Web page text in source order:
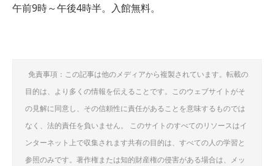
午前9時～午後4時半。入館無料。
免責事項：この記事は他のメディアから複製されています。転載の
目的は、より多くの情報を伝えることです。このウェブサイトがそ
の見解に同意し、その信頼性に責任があることを意味するものでは
なく、法的責任を負いません。 このサイトのすべてのリソースはイ
ンターネット上で収集されます共有の目的は、すべての人の学習と
参照のみです。著作権または知的財産権の侵害がある場合は、メッ